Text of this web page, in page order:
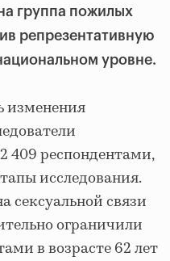
группа пожилых
репрезентативную
уровне.
изменения
409 респондентами,
исследования.
сексуальной связи
ограничили
в возрасте 62 лет